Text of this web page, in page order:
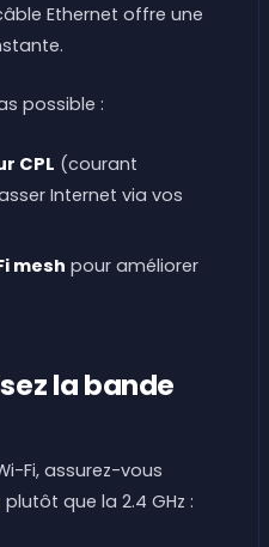
Ethernet offre une
possible :
CPL (courant
Internet via vos
mesh pour améliorer
la bande
Fi, assurez-vous
plutôt que la 2.4 GHz :